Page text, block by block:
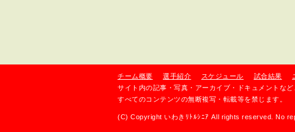
チーム概要 選手紹介 スケジュール 試合結果
サイト内の記事・写真・アーカイブ・ドキュメントなど
すべてのコンテンツの無断複写・転載等を禁じます。
(C) Copyright いわきﾘﾄﾙｼﾆｱ All rights reserved. No